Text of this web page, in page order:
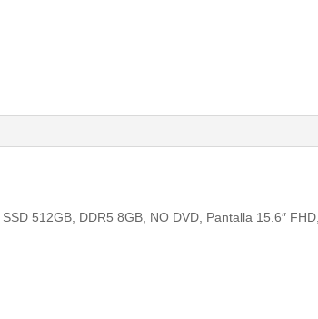
512GB, DDR5 8GB, NO DVD, Pantalla 15.6″